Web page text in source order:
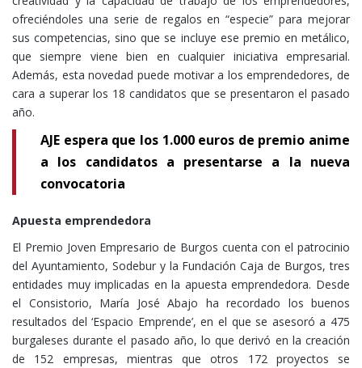
ofreciéndoles una serie de regalos en “especie” para mejorar
sus competencias, sino que se incluye ese premio en metálico,
que siempre viene bien en cualquier iniciativa empresarial.
Además, esta novedad puede motivar a los emprendedores, de
cara a superar los 18 candidatos que se presentaron el pasado
año.
AJE espera que los 1.000 euros de premio anime
a los candidatos a presentarse a la nueva
convocatoria
Apuesta emprendedora
El Premio Joven Empresario de Burgos cuenta con el patrocinio
del Ayuntamiento, Sodebur y la Fundación Caja de Burgos, tres
entidades muy implicadas en la apuesta emprendedora. Desde
el Consistorio, María José Abajo ha recordado los buenos
resultados del ‘Espacio Emprende’, en el que se asesoró a 475
burgaleses durante el pasado año, lo que derivó en la creación
de 152 empresas, mientras que otros 172 proyectos se